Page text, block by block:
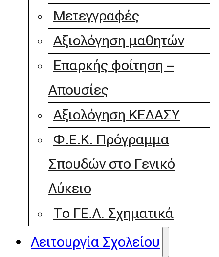
Μετεγγραφές
Αξιολόγηση μαθητών
Επαρκής φοίτηση –
Απουσίες
Αξιολόγηση ΚΕΔΑΣΥ
Φ.Ε.Κ. Πρόγραμμα
Σπουδών στο Γενικό
Λύκειο
Το ΓΕ.Λ. Σχηματικά
Λειτουργία Σχολείου